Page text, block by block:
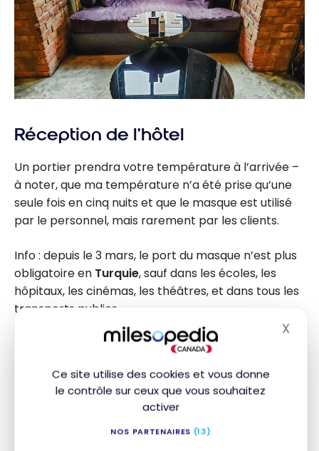
Ce site utilise des cookies et vous donne
le contrôle sur ceux que vous souhaitez
activer
NOS PARTENAIRES (13)
X
Réception de l’hôtel
Un portier prendra votre température à l’arrivée –
à noter, que ma température n’a été prise qu’une
seule fois en cinq nuits et que le masque est utilisé
par le personnel, mais rarement par les clients.
Info : depuis le 3 mars, le port du masque n’est plus
obligatoire en Turquie, sauf dans les écoles, les
hôpitaux, les cinémas, les théâtres, et dans tous les
transports publics.
La réception, comprenant deux comptoirs, est
personnel très dynamique et chaleureux vous
reçoit avec un cocktail de bienvenue. J’ai aimé
cette attention particulière.